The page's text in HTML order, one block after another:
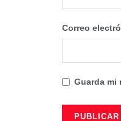
Correo
Guarda mi